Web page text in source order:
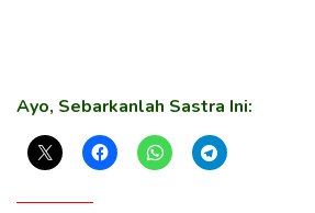
Ayo, Sebarkanlah Sastra Ini: